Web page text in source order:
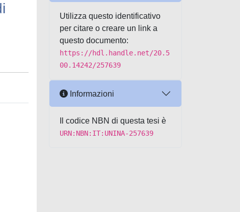
Utilizza questo identificativo
per citare o creare un link a
questo documento:
https://hdl.handle.net/20.5
00.14242/257639
Informazioni
Il codice NBN di questa tesi è
URN:NBN:IT:UNINA-257639